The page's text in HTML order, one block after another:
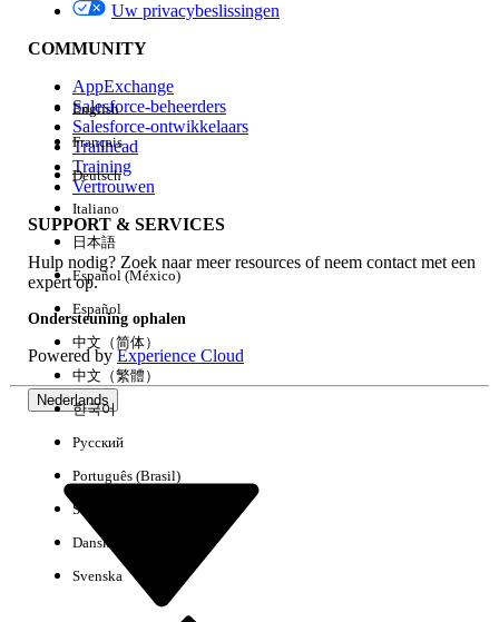
Uw privacybeslissingen
COMMUNITY
AppExchange
Salesforce-beheerders
Salesforce-ontwikkelaars
Trailhead
Training
Vertrouwen
SUPPORT & SERVICES
Hulp nodig? Zoek naar meer resources of neem contact met een
expert op.
Ondersteuning ophalen
Powered byExperience Cloud
Nederlands
English
Français
Deutsch
Italiano
日本語
Español (México)
Español
中文（简体）
中文（繁體）
한국어
Русский
Português (Brasil)
Suomi
Dansk
Svenska